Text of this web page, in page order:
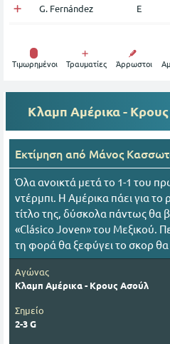
G. Fernández Ε
Tιμωρημένοι Τραυματίες Άρρωστοι
Κλαμπ Αμέρικα -
Εκτίμηση από Mάνος
Όλα ανοικτά μετά το 1-1 του
ντέρμπι. Η Αμέρικα πάει για το
τίτλο της, δύσκολα πάντως θα
«Clásico Joven» του Μεξικού.
τη φορά θα ξεφύγει το σκορ
Αγώνας
Κλαμπ Αμέρικα - Κρους Ασούλ
Σημείο
2-3 G